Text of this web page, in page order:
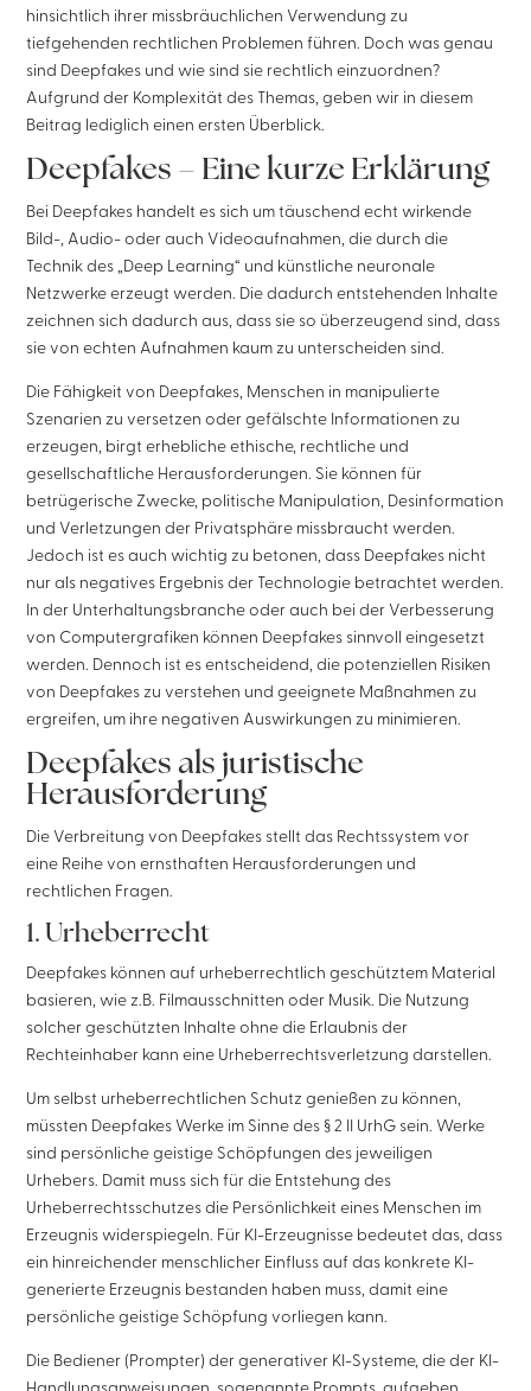
hinsichtlich ihrer missbräuchlichen Verwendung zu
tiefgehenden rechtlichen Problemen führen. Doch was genau
sind Deepfakes und wie sind sie rechtlich einzuordnen?
Aufgrund der Komplexität des Themas, geben wir in diesem
Beitrag lediglich einen ersten Überblick.
Deepfakes – Eine kurze Erklärung
Bei Deepfakes handelt es sich um täuschend echt wirkende
Bild-, Audio- oder auch Videoaufnahmen, die durch die
Technik des „Deep Learning“ und künstliche neuronale
Netzwerke erzeugt werden. Die dadurch entstehenden Inhalte
zeichnen sich dadurch aus, dass sie so überzeugend sind, dass
sie von echten Aufnahmen kaum zu unterscheiden sind.
Die Fähigkeit von Deepfakes, Menschen in manipulierte
Szenarien zu versetzen oder gefälschte Informationen zu
erzeugen, birgt erhebliche ethische, rechtliche und
gesellschaftliche Herausforderungen. Sie können für
betrügerische Zwecke, politische Manipulation, Desinformation
und Verletzungen der Privatsphäre missbraucht werden.
Jedoch ist es auch wichtig zu betonen, dass Deepfakes nicht
nur als negatives Ergebnis der Technologie betrachtet werden.
In der Unterhaltungsbranche oder auch bei der Verbesserung
von Computergrafiken können Deepfakes sinnvoll eingesetzt
werden. Dennoch ist es entscheidend, die potenziellen Risiken
von Deepfakes zu verstehen und geeignete Maßnahmen zu
ergreifen, um ihre negativen Auswirkungen zu minimieren.
Deepfakes als juristische
Herausforderung
Die Verbreitung von Deepfakes stellt das Rechtssystem vor
eine Reihe von ernsthaften Herausforderungen und
rechtlichen Fragen.
1. Urheberrecht
Deepfakes können auf urheberrechtlich geschütztem Material
basieren, wie z.B. Filmausschnitten oder Musik. Die Nutzung
solcher geschützten Inhalte ohne die Erlaubnis der
Rechteinhaber kann eine Urheberrechtsverletzung darstellen.
Um selbst urheberrechtlichen Schutz genießen zu können,
müssten Deepfakes Werke im Sinne des § 2 II UrhG sein. Werke
sind persönliche geistige Schöpfungen des jeweiligen
Urhebers. Damit muss sich für die Entstehung des
Urheberrechtsschutzes die Persönlichkeit eines Menschen im
Erzeugnis widerspiegeln. Für KI-Erzeugnisse bedeutet das, dass
ein hinreichender menschlicher Einfluss auf das konkrete KI-
generierte Erzeugnis bestanden haben muss, damit eine
persönliche geistige Schöpfung vorliegen kann.
Die Bediener (Prompter) der generativer KI-Systeme, die der KI-